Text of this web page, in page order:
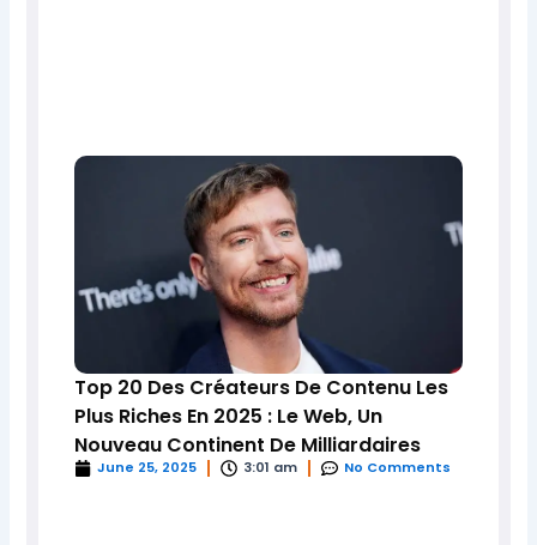
Top 20 Des Créateurs De Contenu Les
Plus Riches En 2025 : Le Web, Un
Nouveau Continent De Milliardaires
June 25, 2025 3:01 am No Comments